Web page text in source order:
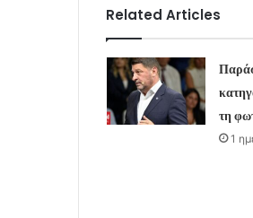
Related Articles
τη
1